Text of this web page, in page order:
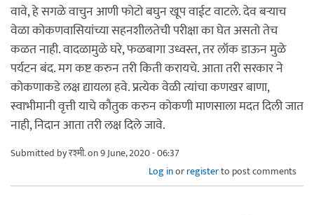
वावे, हे सगळे वाचुन आणी फोटो बघुन खूप वाईट वाटले. देव बर्‍याच
वेळा कोकणवासियांच्या सहनशीलतेची परीक्षा का घेत असतो तेच
कळत नाही. वादळामुळे घरे, फळबागा उध्वस्त, तर लॉक डाऊन मुळे
पर्यटन बंद. मग कष्ट करुन तरी किती करायचे. आता तरी सरकार ने
कोकणाकडे लक्ष द्यायला हवे. प्रत्येक वेळी त्यांचा कणखर बाणा,
स्वाभीमानी वृत्ती याचे कौतुक करुन कोकणी माणसाला मदत दिली जात
नाही, निदान आता तरी लक्ष दिले जावे.
Submitted byरश्मी.on 9 June, 2020 - 06:37
Log inorregisterto post comments